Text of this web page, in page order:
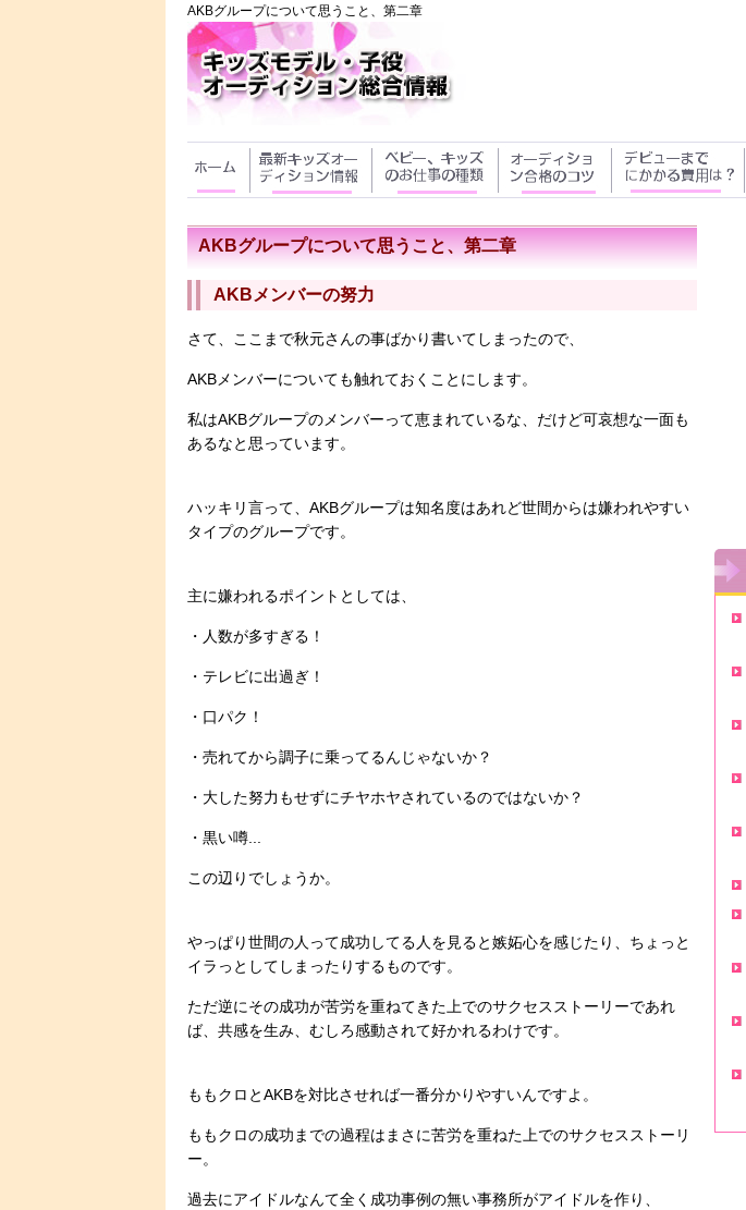
AKBグループについて思うこと、第二章
AKBグループについて思うこと、第二章
AKBメンバーの努力
さて、ここまで秋元さんの事ばかり書いてしまったので、
AKBメンバーについても触れておくことにします。
私はAKBグループのメンバーって恵まれているな、だけど可哀想な一面も
あるなと思っています。
ハッキリ言って、AKBグループは知名度はあれど世間からは嫌われやすい
タイプのグループです。
主に嫌われるポイントとしては、
・人数が多すぎる！
・テレビに出過ぎ！
・口パク！
・売れてから調子に乗ってるんじゃないか？
・大した努力もせずにチヤホヤされているのではないか？
・黒い噂...
この辺りでしょうか。
やっぱり世間の人って成功してる人を見ると嫉妬心を感じたり、ちょっと
イラっとしてしまったりするものです。
ただ逆にその成功が苦労を重ねてきた上でのサクセスストーリーであれ
ば、共感を生み、むしろ感動されて好かれるわけです。
ももクロとAKBを対比させれば一番分かりやすいんですよ。
ももクロの成功までの過程はまさに苦労を重ねた上でのサクセスストーリ
ー。
過去にアイドルなんて全く成功事例の無い事務所がアイドルを作り、